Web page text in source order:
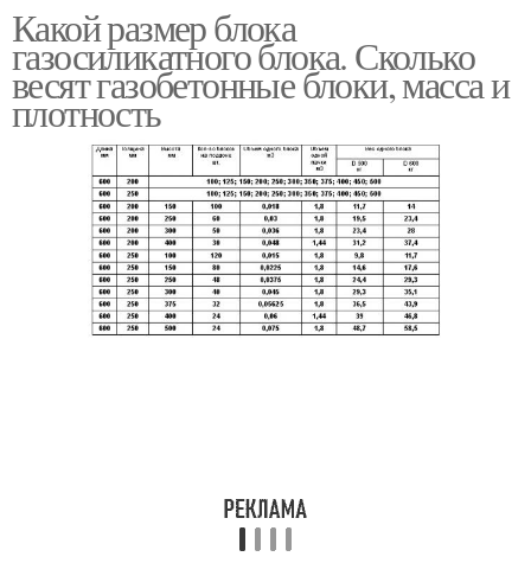
Какой размер блока
газосиликатного блока. Сколько
весят газобетонные блоки, масса и
плотность